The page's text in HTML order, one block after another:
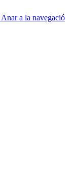
Anar a la navegació